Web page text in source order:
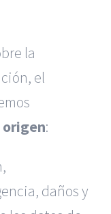
la
el
origen:
daños y